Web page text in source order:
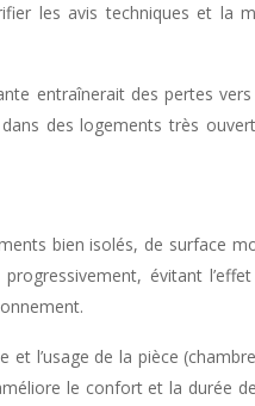
les avis techniques et la
entraînerait des pertes
des logements très
bien isolés, de surface
évitant
l’usage de la pièce
le confort et la durée